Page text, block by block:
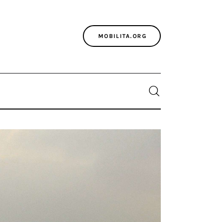
MOBILITA.ORG